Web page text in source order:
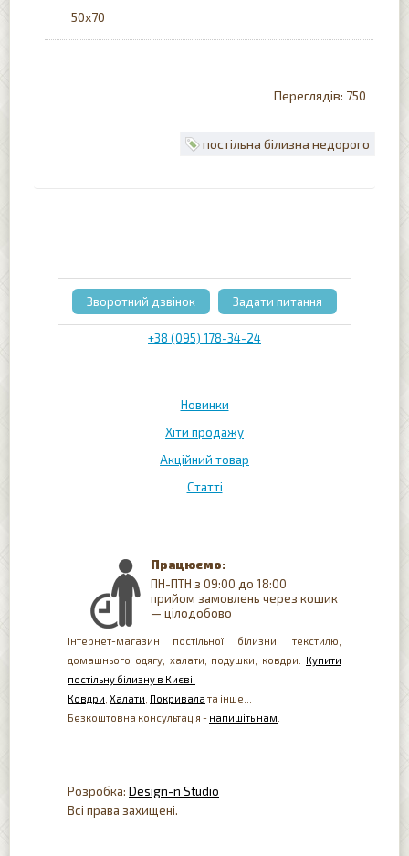
50х70
750
постільна білизна недорого
Новинки
Хіти продажу
Акційний товар
Статті
+38 (095) 178-34-24
Зворотний дзвінок Задати питання
Працюємо:
ПН-ПТН з 09:00 до 18:00
прийом замовлень через кошик
— цілодобово
Інтернет-магазин постільної білизни, текстилю,
домашнього одягу, халати, подушки, ковдри. Купити
постільну білизну в Києві.
Ковдри Халати Покривала та інше...
Безкоштовна консультація - напишіть нам
Розробка: Design-n Studio
Всі права захищені.